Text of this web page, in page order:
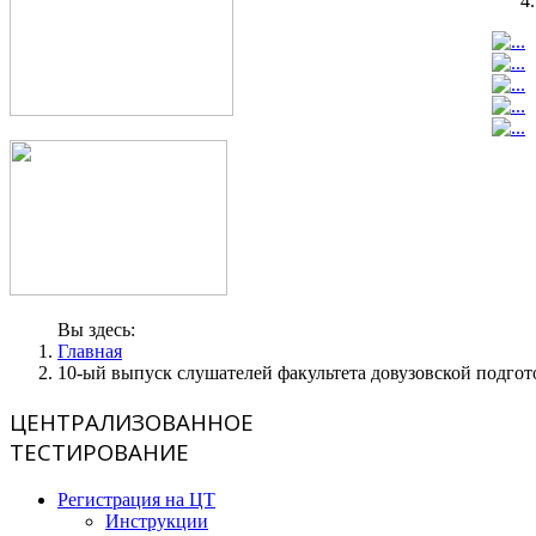
Вы здесь:
Главная
10-ый выпуск слушателей факультета довузовской
ЦЕНТРАЛИЗОВАННОЕ
ТЕСТИРОВАНИЕ
Регистрация на ЦТ
Инструкции